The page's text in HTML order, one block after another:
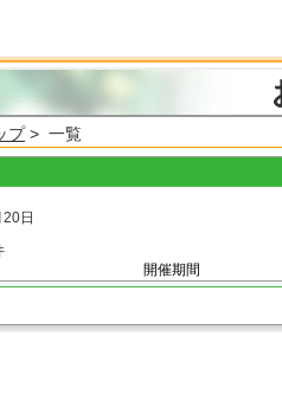
プ> 一覧
日
開催期間